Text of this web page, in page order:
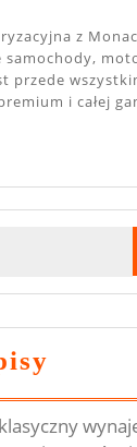
samochody,
przede
i całej